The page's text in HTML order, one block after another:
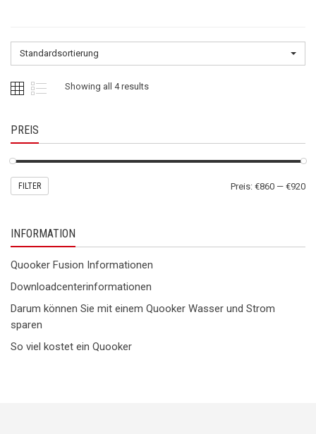
Standardsortierung
Showing all 4 results
PREIS
FILTER Preis: €860 — €920
INFORMATION
Quooker Fusion Informationen
Downloadcenterinformationen
Darum können Sie mit einem Quooker Wasser und Strom
sparen
So viel kostet ein Quooker